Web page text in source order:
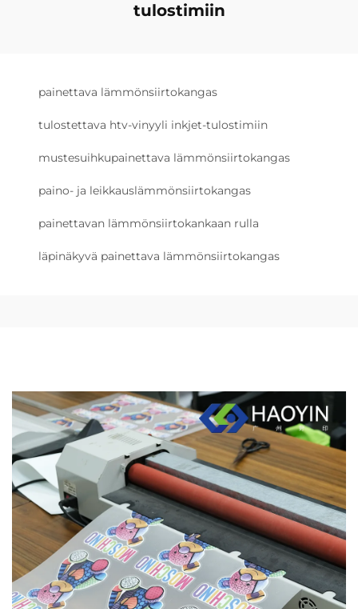
tulostimiin
painettava lämmönsiirtokangas
tulostettava htv-vinyyli inkjet-tulostimiin
mustesuihkupainettava lämmönsiirtokangas
paino- ja leikkauslämmönsiirtokangas
painettavan lämmönsiirtokankaan rulla
läpinäkyvä painettava lämmönsiirtokangas